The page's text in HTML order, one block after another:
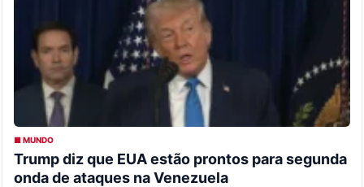
■ MUNDO
Trump diz que EUA estão prontos para segunda
onda de ataques na Venezuela